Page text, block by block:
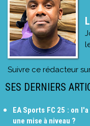
Suivre ce rédacteur
SES DERNIERS
EA Sports FC 25 : on
une mise à niveau ?